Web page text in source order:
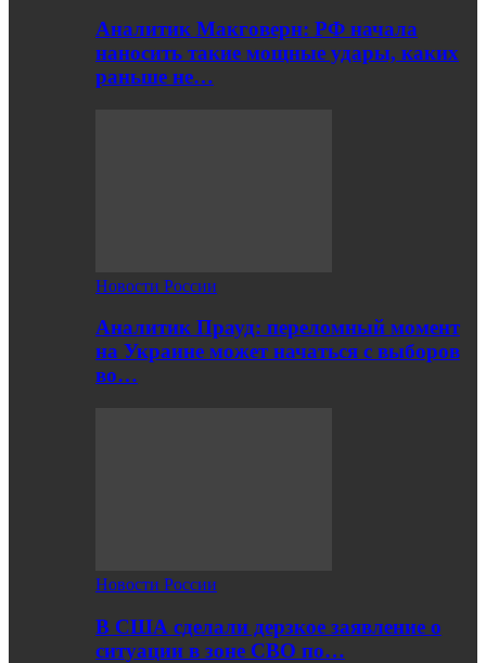
Аналитик Макговерн: РФ начала
наносить такие мощные удары, каких
раньше не…
Новости России
Аналитик Прауд: переломный момент
на Украине может начаться с выборов
во…
Новости России
В США сделали дерзкое заявление о
ситуации в зоне СВО по…